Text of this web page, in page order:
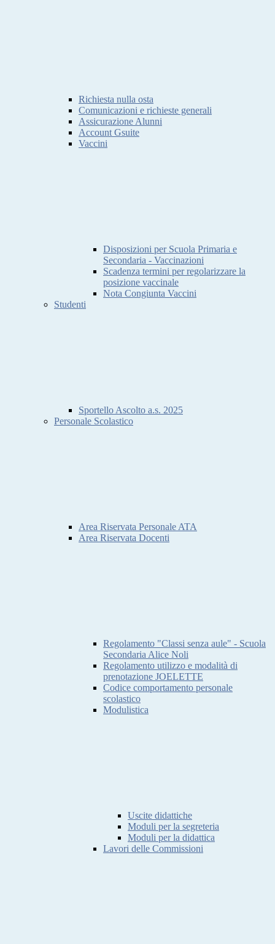
Richiesta nulla osta
Comunicazioni e richieste generali
Assicurazione Alunni
Account Gsuite
Vaccini
Disposizioni per Scuola Primaria e
Secondaria - Vaccinazioni
Scadenza termini per regolarizzare la
posizione vaccinale
Nota Congiunta Vaccini
Studenti
Sportello Ascolto a.s. 2025
Personale Scolastico
Area Riservata Personale ATA
Area Riservata Docenti
Regolamento "Classi senza aule" - Scuola
Secondaria Alice Noli
Regolamento utilizzo e modalità di
prenotazione JOELETTE
Codice comportamento personale
scolastico
Modulistica
Uscite didattiche
Moduli per la segreteria
Moduli per la didattica
Lavori delle Commissioni